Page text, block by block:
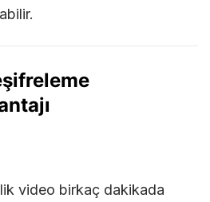
video birkaç dakikada